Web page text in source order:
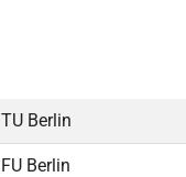
TU Berlin
FU Berlin